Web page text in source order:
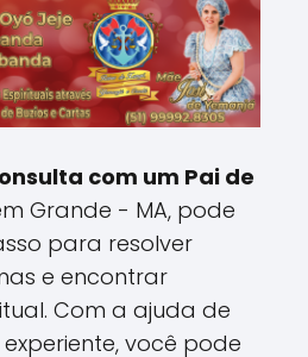
com um Pai de
Grande - MA, pode
para resolver
e encontrar
Com a ajuda de
você pode